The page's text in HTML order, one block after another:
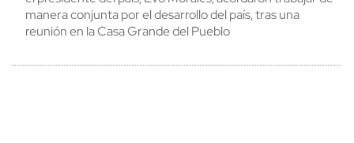
manera conjunta por el desarrollo del país, tras una
reunión en la Casa Grande del Pueblo